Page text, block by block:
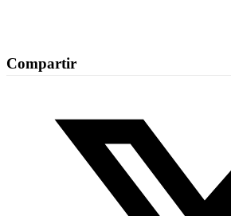
Compartir